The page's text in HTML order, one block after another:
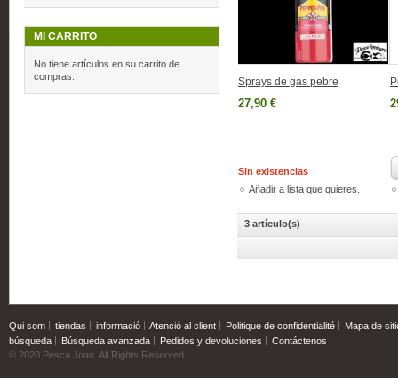
Sprays de gas pebre
27,90 €
Sin existencias
Añadir a lista que quieres.
3 artículo(s)
MI CARRITO
No tiene artículos en su carrito de
compras.
Qui som tiendas informació Atenció al client Politique de confidentialité
Mapa de
búsqueda
Búsqueda avanzada Pedidos y devoluciones
Contáctenos
© 2020 Pesca Joan. All Rights Reserved.